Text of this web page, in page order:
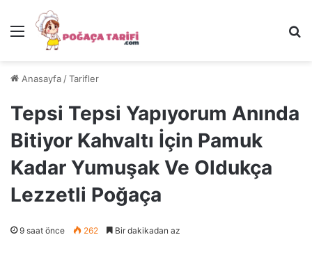
Menü
Anasayfa /Tarifler
Tepsi Tepsi Yapıyorum Anında
Bitiyor Kahvaltı İçin Pamuk
Kadar Yumuşak Ve Oldukça
Lezzetli Poğaça
9 saat önce 262 Bir dakikadan az